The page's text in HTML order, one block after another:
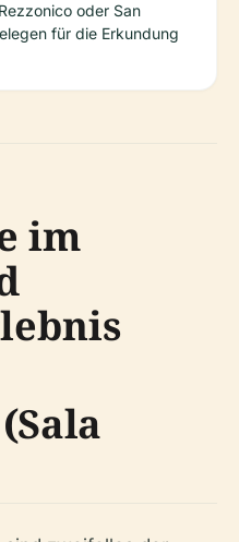
oder San
für die Erkundung
im